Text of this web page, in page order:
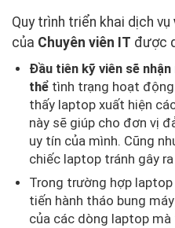
Quy trình triển khai dịch vụ
của Chuyên viên IT được
Đầu tiên kỹ viên sẽ
thểtình trạng hoạt
thấy laptop xuất hiện
này sẽ giúp cho đơn vị
uy tín của mình. Cũng
chiếc laptop tránh gây
Trong trường hợp
tiến hành tháo bung
của các dòng laptop